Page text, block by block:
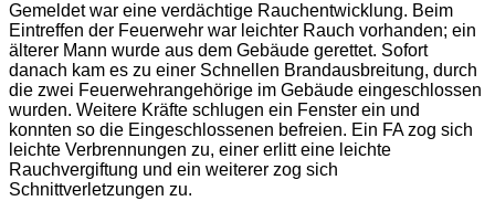
Gemeldet war eine verdächtige Rauchentwicklung. Beim
Eintreffen der Feuerwehr war leichter Rauch vorhanden; ein
älterer Mann wurde aus dem Gebäude gerettet. Sofort
danach kam es zu einer Schnellen Brandausbreitung, durch
die zwei Feuerwehrangehörige im Gebäude eingeschlossen
wurden. Weitere Kräfte schlugen ein Fenster ein und
konnten so die Eingeschlossenen befreien. Ein FA zog sich
leichte Verbrennungen zu, einer erlitt eine leichte
Rauchvergiftung und ein weiterer zog sich
Schnittverletzungen zu.